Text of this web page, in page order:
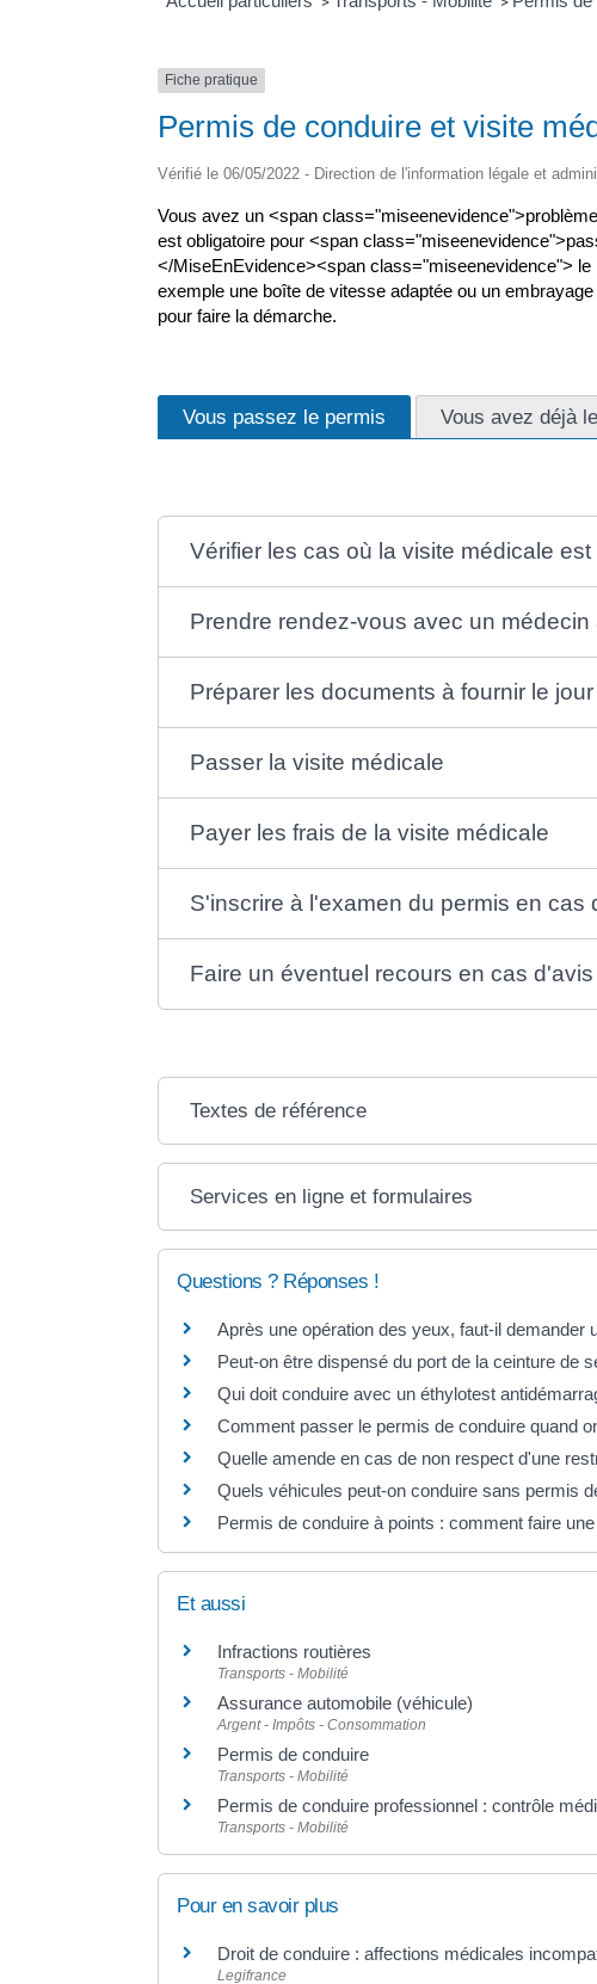
Fiche pratique
Permis de conduire et visite
Vérifié le 06/05/2022 - Direction de l'information légale et
Vous avez un <span
est obligatoire pour <span
</MiseEnEvidence><span class="miseenevidence">
exemple une boîte de vitesse adaptée ou un
pour faire la démarche.
Vous passez le permis Vous avez déjà
Vérifier les cas où la visite médicale est
Prendre rendez-vous avec un médecin
Préparer les documents à fournir le
Passer la visite médicale
Payer les frais de la visite médicale
S'inscrire à l'examen du permis en cas
Faire un éventuel recours en cas
Textes de référence
Services en ligne et formulaires
Questions ? Réponses !
Après une opération des yeux, faut-il demander
Peut-on être dispensé du port de la ceinture de
Qui doit conduire avec un éthylotest
Comment passer le permis de conduire quand
Quelle amende en cas de non respect d'une
Quels véhicules peut-on conduire sans permis
Permis de conduire à points : comment faire
Et aussi
Infractions routières
Transports - Mobilité
Assurance automobile (véhicule)
Argent - Impôts - Consommation
Permis de conduire
Transports - Mobilité
Permis de conduire professionnel : contrôle
Transports - Mobilité
Pour en savoir plus
Droit de conduire : affections médicales
Legifrance